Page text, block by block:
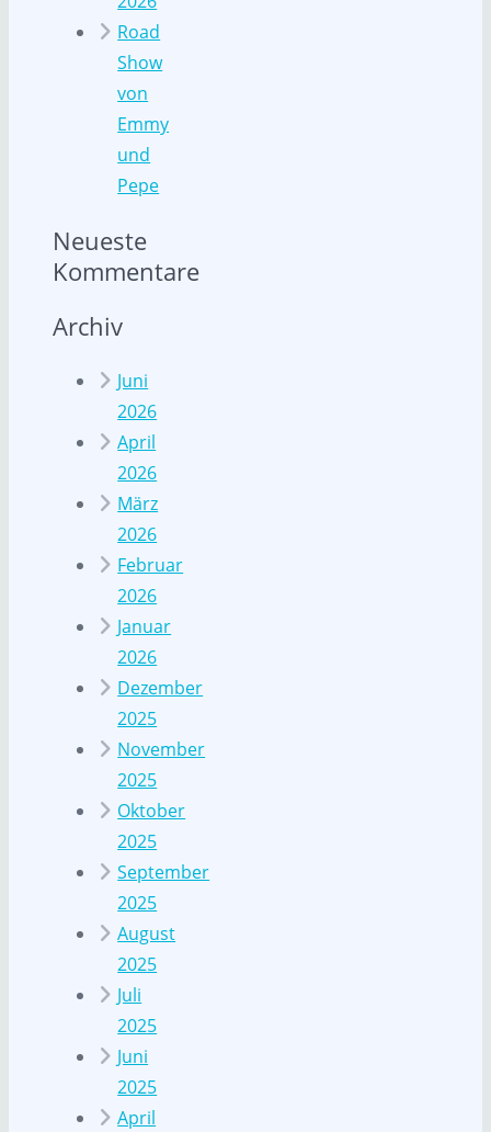
Road
Show
von
Emmy
und
Pepe
Neueste
Kommentare
Archiv
Juni
2026
April
2026
März
2026
Februar
2026
Januar
2026
Dezember
2025
November
2025
Oktober
2025
September
2025
August
2025
Juli
2025
Juni
2025
April